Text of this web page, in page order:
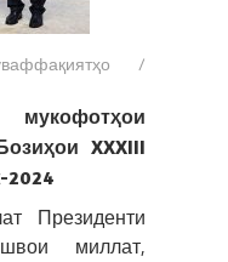
/
XXXIII
2024
Президенти
миллат,